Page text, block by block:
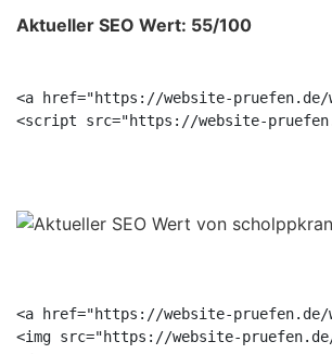
Aktueller SEO Wert: 55/100
<a href="https://website-pruefen.de/
<a href="https://website-pruefen.de/
<img src="https://website-